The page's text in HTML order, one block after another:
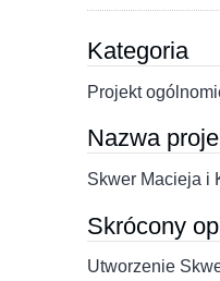
Kategoria
Projekt
Nazwa
Skwer Macieja i
Skrócony
Utworzenie